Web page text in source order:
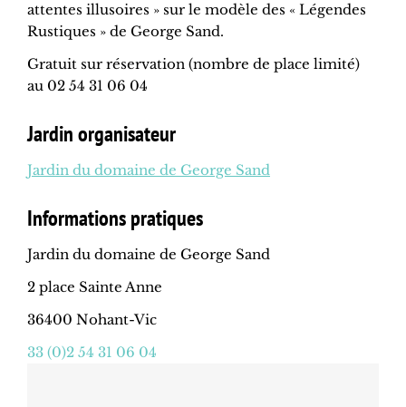
attentes illusoires » sur le modèle des « Légendes
Rustiques » de George Sand.
Gratuit sur réservation (nombre de place limité)
au 02 54 31 06 04
Jardin organisateur
Jardin du domaine de George Sand
Informations pratiques
Jardin du domaine de George Sand
2 place Sainte Anne
36400 Nohant-Vic
33 (0)2 54 31 06 04